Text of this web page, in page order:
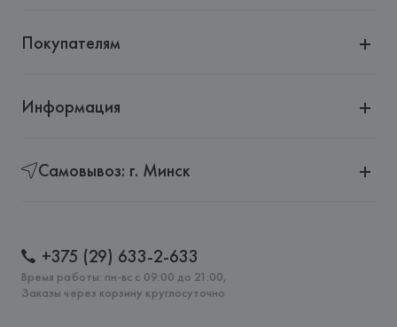
Покупателям
Информация
Самовывоз: г. Минск
+375 (29) 633-2-633
Время работы: пн-вс с 09:00 до 21:00,
Заказы через корзину круглосуточно